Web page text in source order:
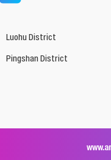
Luohu District
Pingshan District